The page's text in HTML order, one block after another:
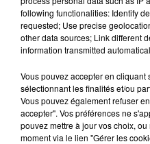
following functionalities: Identify
requested; Use precise
other data sources; Link different
information transmitted
Vous pouvez accepter en cliquant
sélectionnant les finalités et/ou
Vous pouvez également refuser
accepter". Vos préférences ne
pouvez mettre à jour vos choix,
moment via le lien "Gérer les